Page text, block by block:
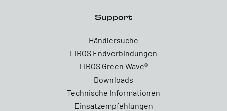
Support
Händlersuche
LIROS Endverbindungen
LIROS Green Wave®
Downloads
Technische Informationen
Einsatzempfehlungen